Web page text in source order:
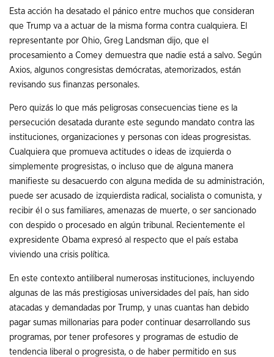
Esta acción ha desatado el pánico entre muchos que consideran
que Trump va a actuar de la misma forma contra cualquiera. El
representante por Ohio, Greg Landsman dijo, que el
procesamiento a Comey demuestra que nadie está a salvo. Según
Axios, algunos congresistas demócratas, atemorizados, están
revisando sus finanzas personales.
Pero quizás lo que más peligrosas consecuencias tiene es la
persecución desatada durante este segundo mandato contra las
instituciones, organizaciones y personas con ideas progresistas.
Cualquiera que promueva actitudes o ideas de izquierda o
simplemente progresistas, o incluso que de alguna manera
manifieste su desacuerdo con alguna medida de su administración,
puede ser acusado de izquierdista radical, socialista o comunista, y
recibir él o sus familiares, amenazas de muerte, o ser sancionado
con despido o procesado en algún tribunal. Recientemente el
expresidente Obama expresó al respecto que el país estaba
viviendo una crisis política.
En este contexto antiliberal numerosas instituciones, incluyendo
algunas de las más prestigiosas universidades del país, han sido
atacadas y demandadas por Trump, y unas cuantas han debido
pagar sumas millonarias para poder continuar desarrollando sus
programas, por tener profesores y programas de estudio de
tendencia liberal o progresista, o de haber permitido en sus